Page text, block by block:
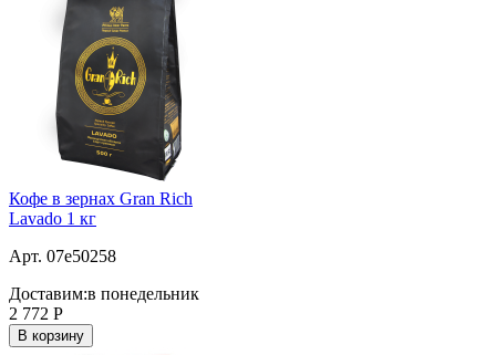
Кофе в зернах Gran Rich
Lavado 1 кг
Арт. 07e50258
Доставим:в понедельник
2 772 Р
В корзину